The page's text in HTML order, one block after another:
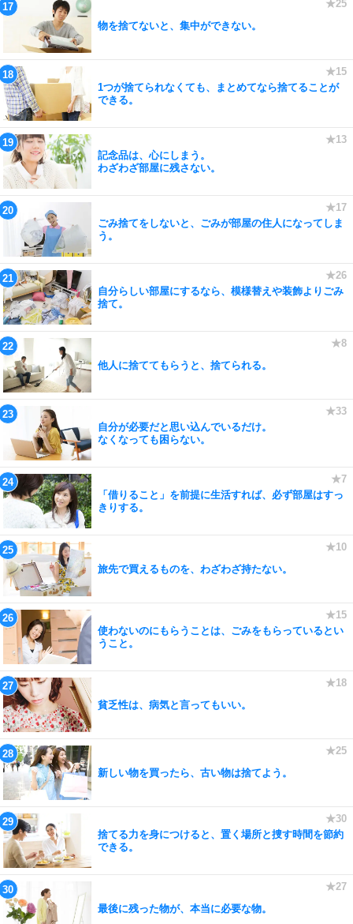
物を捨てないと、集中ができない。
1つが捨てられなくても、まとめてなら捨てることが
できる。
記念品は、心にしまう。
わざわざ部屋に残さない。
ごみ捨てをしないと、ごみが部屋の住人になってしま
う。
自分らしい部屋にするなら、模様替えや装飾よりごみ
捨て。
他人に捨ててもらうと、捨てられる。
自分が必要だと思い込んでいるだけ。
なくなっても困らない。
「借りること」を前提に生活すれば、必ず部屋はすっ
きりする。
旅先で買えるものを、わざわざ持たない。
使わないのにもらうことは、ごみをもらっているとい
うこと。
貧乏性は、病気と言ってもいい。
新しい物を買ったら、古い物は捨てよう。
捨てる力を身につけると、置く場所と捜す時間を節約
できる。
最後に残った物が、本当に必要な物。